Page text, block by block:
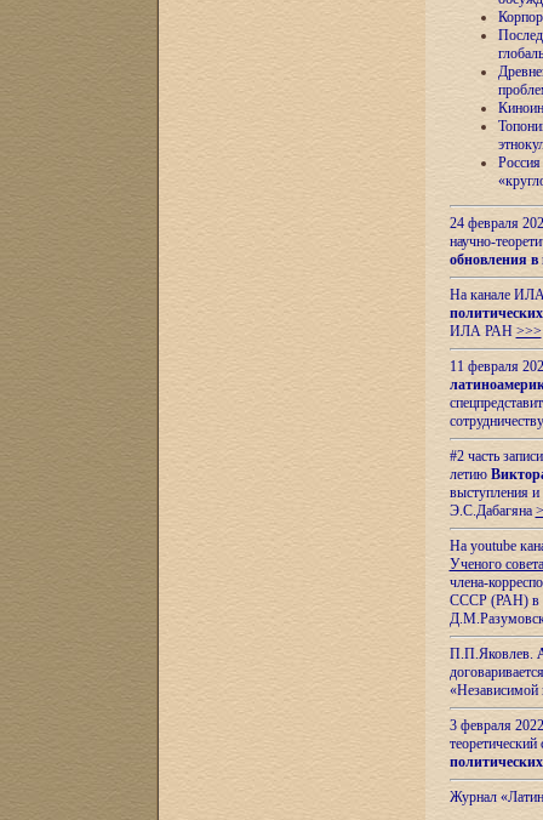
24 февраля
научно-
обновления в
На канале
ИЛА РАН >>>
11 февраля
#2 часть
летию
выступления
Э.С.Дабагяна
На youtube
Ученого
члена-
СССР (РАН) в
П.П.Яковлев.
«Независимой
3 февраля
теоретический
Журнал